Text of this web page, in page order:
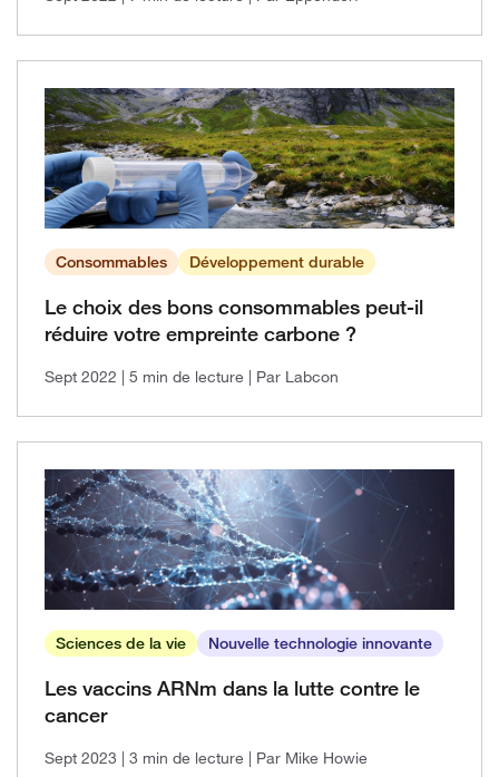
Consommables Développement durable
Le choix des bons consommables peut-il
réduire votre empreinte carbone ?
Sept 2022 | 5 min de lecture | Par Labcon
Sciences de la vie Nouvelle technologie innovante
Les vaccins ARNm dans la lutte contre le
cancer
Sept 2023 | 3 min de lecture | Par Mike Howie